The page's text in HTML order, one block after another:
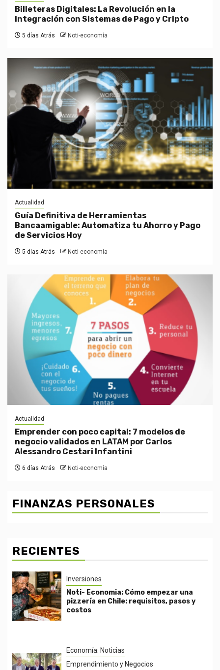
Billeteras Digitales: La Revolución en la
Integración con Sistemas de Pago y Cripto
5 días Atrás Noti-economía
Actualidad
Guía Definitiva de Herramientas
Bancaamigable: Automatiza tu Ahorro y Pago
de Servicios Hoy
5 días Atrás Noti-economía
Actualidad
Emprender con poco capital: 7 modelos de
negocio validados en LATAM por Carlos
Alessandro Cestari Infantini
6 días Atrás Noti-economía
FINANZAS PERSONALES
RECIENTES
Inversiones
Noti- Economia: Cómo empezar una
pizzería en Chile: requisitos, pasos y
costos
Economía: Noticias
Emprendimiento y Negocios